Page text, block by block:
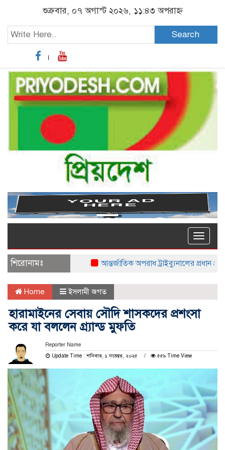
শুক্রবার, ০৭ অগাস্ট ২০২৬, ১১:৪৩ অপরাহ্ন
Search
Toggle
শিরোনামঃ
আন্তর্জাতিক অপরাধ ট্রাইব্যুনালের প্রধান
Home ইসলামী জগত
হারামাইনের সেবায় সৌদি শাসকদের প্রশংসা
করে যা বললেন গ্র্যান্ড মুফতি
Reporter Name
Update Time : শনিবার, ১ নভেম্বর, ২০২৫
৫৫৯ Time View